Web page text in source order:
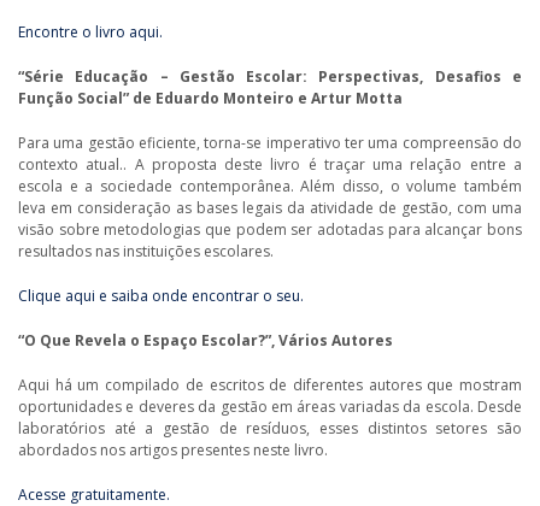
Encontre o livro aqui.
“Série Educação – Gestão Escolar: Perspectivas, Desafios e
Função Social” de Eduardo Monteiro e Artur Motta
Para uma gestão eficiente, torna-se imperativo ter uma compreensão do
contexto atual.. A proposta deste livro é traçar uma relação entre a
escola e a sociedade contemporânea. Além disso, o volume também
leva em consideração as bases legais da atividade de gestão, com uma
visão sobre metodologias que podem ser adotadas para alcançar bons
resultados nas instituições escolares.
Clique aqui e saiba onde encontrar o seu.
“O Que Revela o Espaço Escolar?”, Vários Autores
Aqui há um compilado de escritos de diferentes autores que mostram
oportunidades e deveres da gestão em áreas variadas da escola. Desde
laboratórios até a gestão de resíduos, esses distintos setores são
abordados nos artigos presentes neste livro.
Acesse gratuitamente.